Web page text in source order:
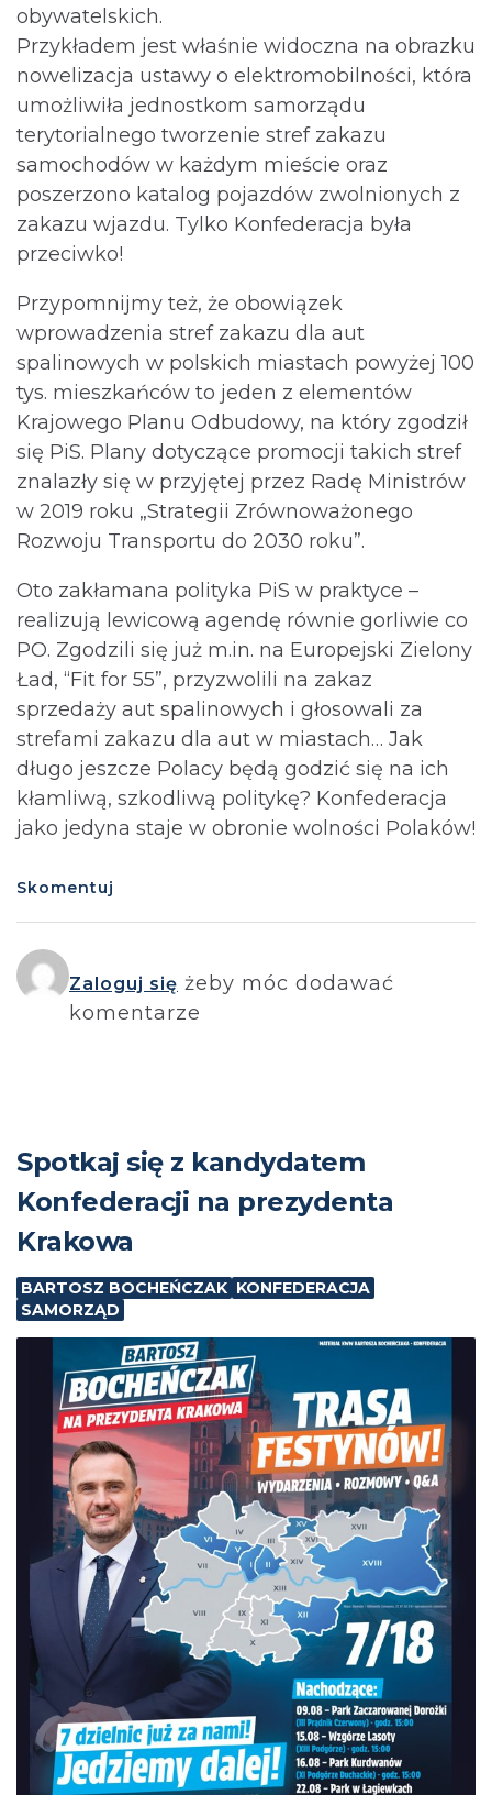
obywatelskich.
Przykładem jest właśnie widoczna na obrazku
nowelizacja ustawy o elektromobilności, która
umożliwiła jednostkom samorządu
terytorialnego tworzenie stref zakazu
samochodów w każdym mieście oraz
poszerzono katalog pojazdów zwolnionych z
zakazu wjazdu. Tylko Konfederacja była
przeciwko!
Przypomnijmy też, że obowiązek
wprowadzenia stref zakazu dla aut
spalinowych w polskich miastach powyżej 100
tys. mieszkańców to jeden z elementów
Krajowego Planu Odbudowy, na który zgodził
się PiS. Plany dotyczące promocji takich stref
znalazły się w przyjętej przez Radę Ministrów
w 2019 roku „Strategii Zrównoważonego
Rozwoju Transportu do 2030 roku”.
Oto zakłamana polityka PiS w praktyce –
realizują lewicową agendę równie gorliwie co
PO. Zgodzili się już m.in. na Europejski Zielony
Ład, “Fit for 55”, przyzwolili na zakaz
sprzedaży aut spalinowych i głosowali za
strefami zakazu dla aut w miastach… Jak
długo jeszcze Polacy będą godzić się na ich
kłamliwą, szkodliwą politykę? Konfederacja
jako jedyna staje w obronie wolności Polaków!
Skomentuj
Zaloguj się żeby móc dodawać
komentarze
Spotkaj się z kandydatem
Konfederacji na prezydenta
Krakowa
BARTOSZ BOCHEŃCZAK KONFEDERACJA
SAMORZĄD